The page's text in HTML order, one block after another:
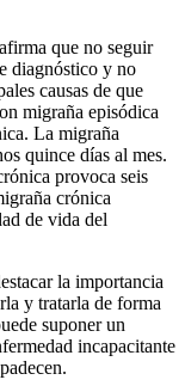
que no seguir
diagnóstico y no
causas de que
migraña episódica
La migraña
quince días al mes.
provoca seis
crónica
de vida del
la importancia
y tratarla de forma
suponer un
incapacitante